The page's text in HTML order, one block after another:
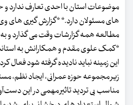
موضوعات استان با احدی تعارف ندارد
های مسئولان دارد.* *گزارش گیری های
مطالعه همه گزارشات وقت می گذارد و به
*کمک علوی مقدم و همکارانش به
زیر مجموعه حوزه عمرانی، ایجاد نظم،
مناسب بی تردید تاثیر مهمی در این